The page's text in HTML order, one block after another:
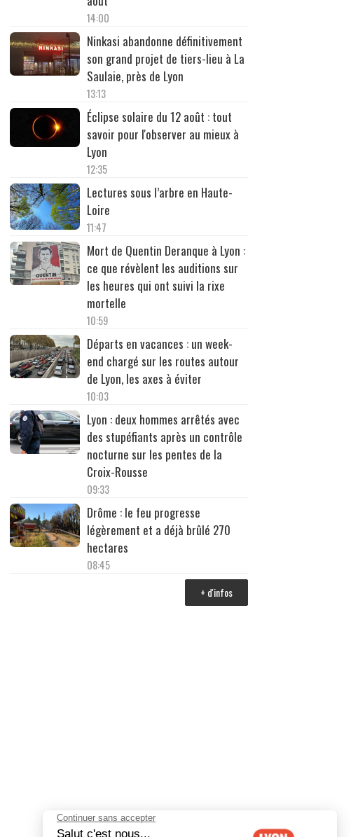
14:00
Ninkasi abandonne définitivement
son grand projet de tiers-lieu à La
Saulaie, près de Lyon
13:13
Éclipse solaire du 12 août : tout
savoir pour l'observer au mieux à
Lyon
12:35
Lectures sous l’arbre en Haute-
Loire
11:47
Mort de Quentin Deranque à Lyon :
ce que révèlent les auditions sur
les heures qui ont suivi la rixe
mortelle
10:59
Départs en vacances : un week-
end chargé sur les routes autour
de Lyon, les axes à éviter
10:03
Lyon : deux hommes arrêtés avec
des stupéfiants après un contrôle
nocturne sur les pentes de la
Croix-Rousse
09:33
Drôme : le feu progresse
légèrement et a déjà brûlé 270
hectares
08:45
+ d'infos